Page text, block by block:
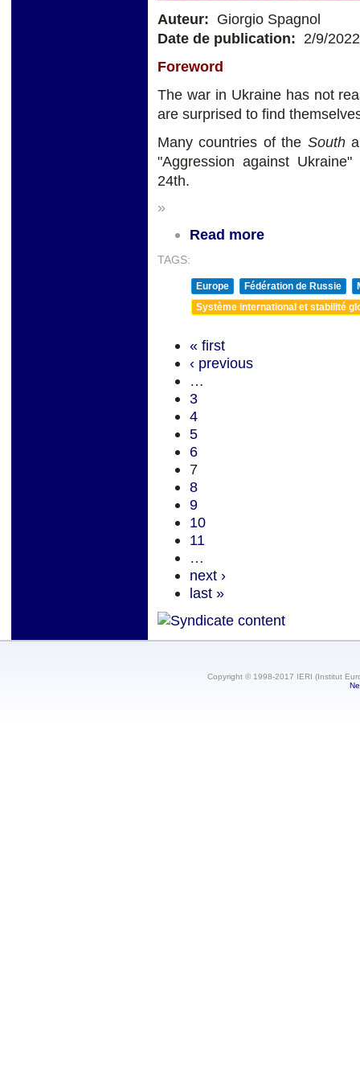
Auteur: Giorgio Spagnol
Date de publication: 2/9/2022
Foreword
The war in Ukraine has not
are surprised to find
Many countries of the South
"Aggression against
24th.
»
Read more
TAGS:
Europe Fédération de Russie
Système international et stabilité
« first
‹ previous
…
3
4
5
6
7
8
9
10
11
…
next ›
last »
Copyright © 1998-2017 IERI (Institut